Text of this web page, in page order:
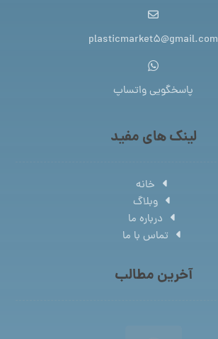
plasticmarket5@gmail.com
پاسخگویی واتساپ
لینک های مفید
خانه
وبلاگ
درباره ما
تماس با ما
آخرین مطالب